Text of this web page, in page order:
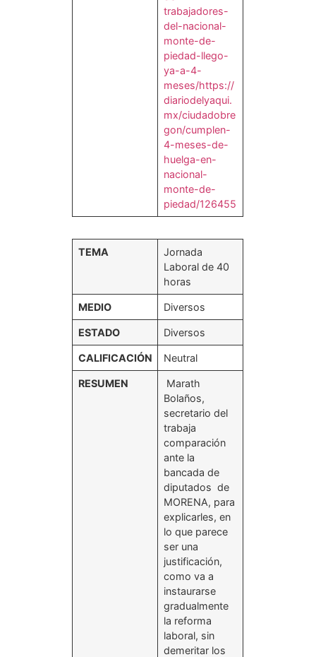
trabajadores-
del-nacional-
monte-de-
piedad-llego-
ya-a-4-
meses/https://
diariodelyaqui.
mx/ciudadobre
gon/cumplen-
4-meses-de-
huelga-en-
nacional-
monte-de-
piedad/126455
TEMA
Jornada
Laboral de 40
horas
MEDIO Diversos
ESTADO Diversos
CALIFICACIÓN Neutral
RESUMEN
Marath
Bolaños,
secretario del
trabaja
comparación
ante la
bancada de
diputados de
MORENA, para
explicarles, en
lo que parece
ser una
justificación,
como va a
instaurarse
gradualmente
la reforma
laboral, sin
demeritar los